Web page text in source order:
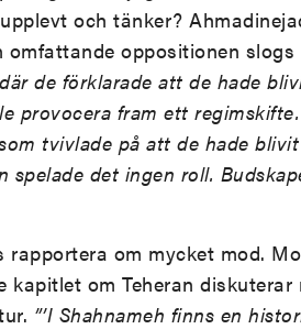
och tänker?
omfattande oppositionen
de förklarade att de hade
provocera fram ett
tvivlade på att de hade
spelade det ingen roll.
rapportera om mycket mod.
kapitlet om Teheran
”’I Shahnameh finns en